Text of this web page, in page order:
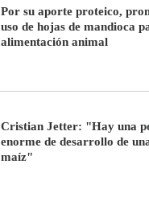
Por su aporte proteico,
uso de hojas de mandioca
alimentación animal
Cristian Jetter: "Hay una
enorme de desarrollo de
maíz"